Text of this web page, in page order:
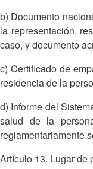
b) Documento
la representación,
caso, y documento
c) Certificado de
residencia de la
d) Informe del
salud de la
reglamentariamente
Artículo 13. Lugar de